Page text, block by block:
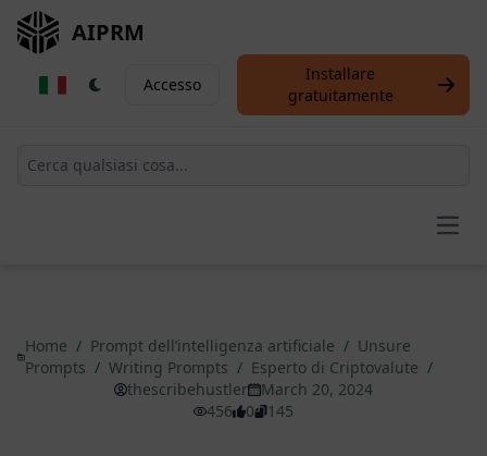
AIPRM
Accesso
Installare
gratuitamente
Home / Prompt dell’intelligenza artificiale / Unsure
Prompts / Writing Prompts / Esperto di Criptovalute /
thescribehustler
March 20, 2024
456
0 145